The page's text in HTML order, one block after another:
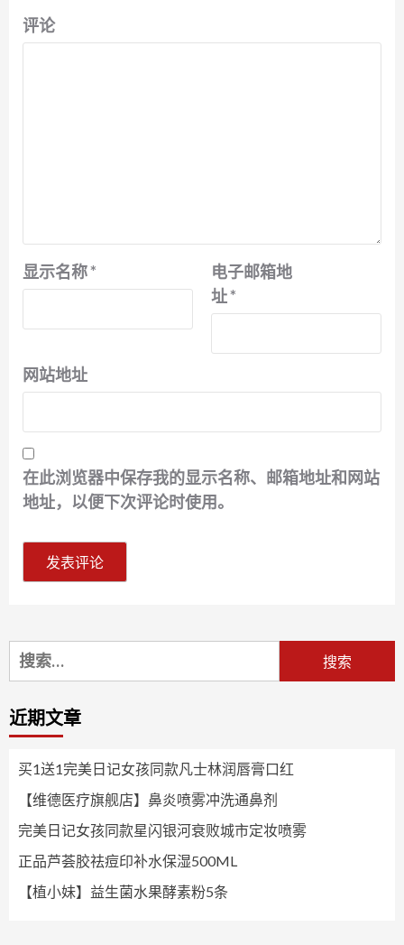
评论
显示名称*
电子邮箱地
址*
网站地址
在此浏览器中保存我的显示名称、邮箱地址和网站
地址，以便下次评论时使用。
搜
索：
近期文章
买1送1完美日记女孩同款凡士林润唇膏口红
【维德医疗旗舰店】鼻炎喷雾冲洗通鼻剂
完美日记女孩同款星闪银河衰败城市定妆喷雾
正品芦荟胶祛痘印补水保湿500ML
【植小妹】益生菌水果酵素粉5条